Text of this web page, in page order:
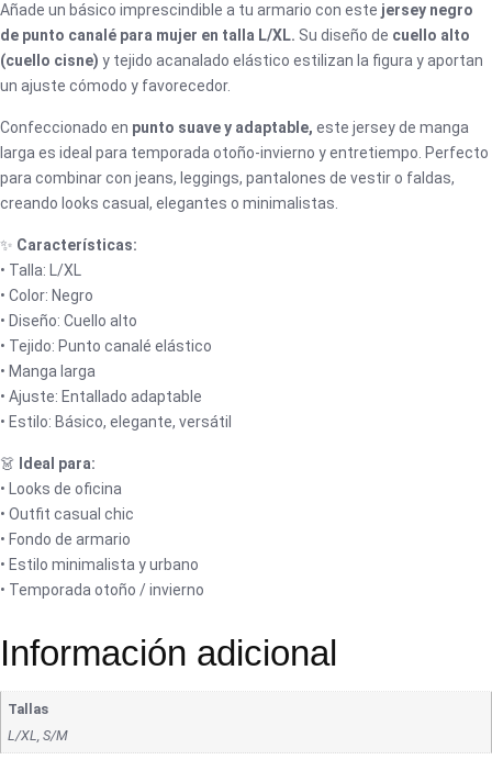
Añade un básico imprescindible a tu armario con este jersey negro
de punto canalé para mujer en talla L/XL. Su diseño de cuello alto
(cuello cisne) y tejido acanalado elástico estilizan la figura y aportan
un ajuste cómodo y favorecedor.
Confeccionado en punto suave y adaptable, este jersey de manga
larga es ideal para temporada otoño-invierno y entretiempo. Perfecto
para combinar con jeans, leggings, pantalones de vestir o faldas,
creando looks casual, elegantes o minimalistas.
✨ Características:
• Talla: L/XL
• Color: Negro
• Diseño: Cuello alto
• Tejido: Punto canalé elástico
• Manga larga
• Ajuste: Entallado adaptable
• Estilo: Básico, elegante, versátil
👗 Ideal para:
• Looks de oficina
• Outfit casual chic
• Fondo de armario
• Estilo minimalista y urbano
• Temporada otoño / invierno
Información adicional
Tallas
L/XL, S/M